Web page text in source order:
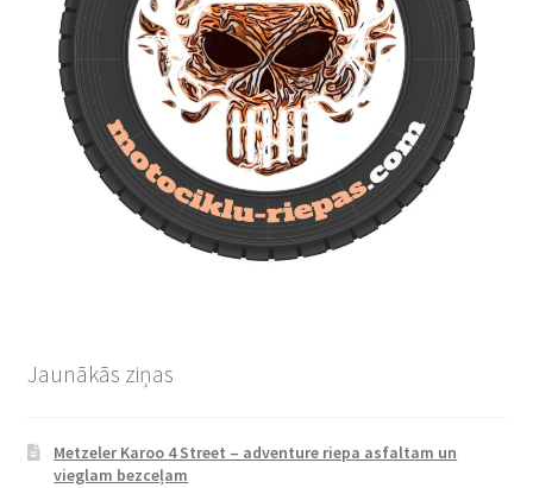
Jaunākās ziņas
Metzeler Karoo 4 Street – adventure riepa asfaltam un
vieglam bezceļam